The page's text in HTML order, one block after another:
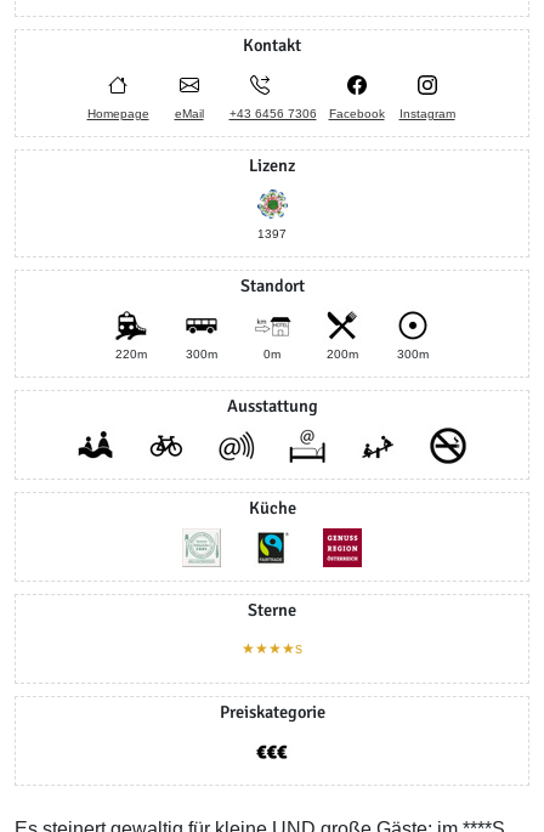
Kontakt
Homepage eMail +43 6456 7306 Facebook Instagram
Lizenz
1397
Standort
220m 300m 0m 200m 300m
Ausstattung
Küche
Sterne
★★★★s
Preiskategorie